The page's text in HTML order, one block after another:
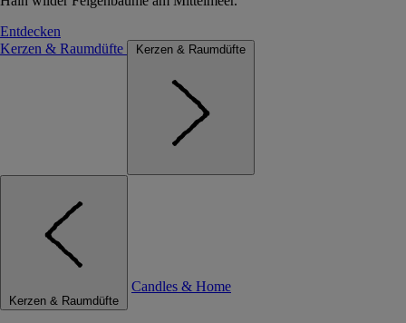
Entdecken
Kerzen & Raumdüfte
Kerzen & Raumdüfte
Kerzen & Raumdüfte
Candles & Home